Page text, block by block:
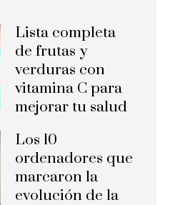
Lista completa
de frutas y
verduras con
vitamina C para
mejorar tu salud
Los 10
ordenadores que
marcaron la
evolución de la